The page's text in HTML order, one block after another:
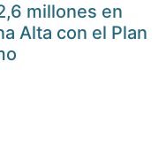
millones en
Alta con el Plan